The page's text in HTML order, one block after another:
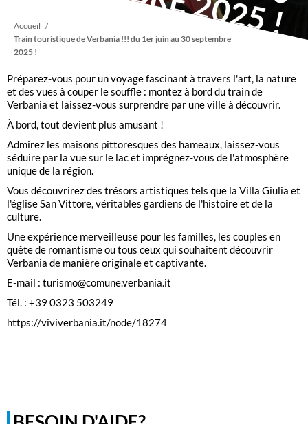
Fil
d'Ariane
Accueil
Train touristique de Verbania !!! du 1er juin au 30 septembre
2025 !
Préparez-vous pour un voyage fascinant à travers l'art, la nature
et des vues à couper le souffle : montez à bord du train de
Verbania et laissez-vous surprendre par une ville à découvrir.
À bord, tout devient plus amusant !
Admirez les maisons pittoresques des hameaux, laissez-vous
séduire par la vue sur le lac et imprégnez-vous de l'atmosphère
unique de la région.
Vous découvrirez des trésors artistiques tels que la Villa Giulia et
l'église San Vittore, véritables gardiens de l'histoire et de la
culture.
Une expérience merveilleuse pour les familles, les couples en
quête de romantisme ou tous ceux qui souhaitent découvrir
Verbania de manière originale et captivante.
E-mail : turismo@comune.verbania.it
Tél. : +39 0323 503249
https://viviverbania.it/node/18274